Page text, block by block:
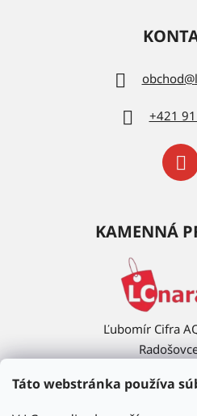
Táto webstránka používa
obchod@
+421
KAMENNÁ
Ľubomír Cifra